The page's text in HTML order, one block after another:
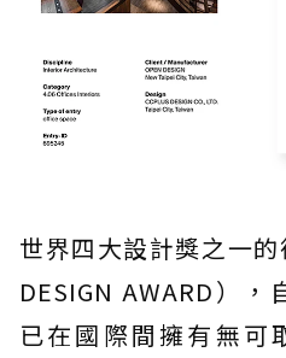
世界四大設計獎之一
DESIGN AWARD），
已在國際間擁有無可